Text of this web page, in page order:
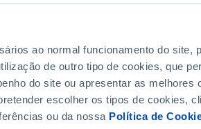
ao normal funcionamento do site,
de outro tipo de cookies, que
do site ou apresentar as melhores
escolher os tipos de cookies,
ou da nossa Política de